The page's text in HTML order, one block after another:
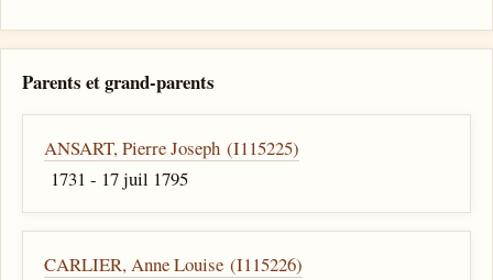
Parents et grand-parents
ANSART, Pierre Joseph (I115225)
1731 - 17 juil 1795
CARLIER, Anne Louise (I115226)